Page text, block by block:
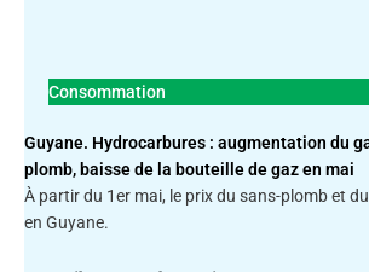
Consommation
Guyane. Hydrocarbures : augmentation du
plomb, baisse de la bouteille de gaz en mai
À partir du 1er mai, le prix du sans-plomb et
en Guyane.